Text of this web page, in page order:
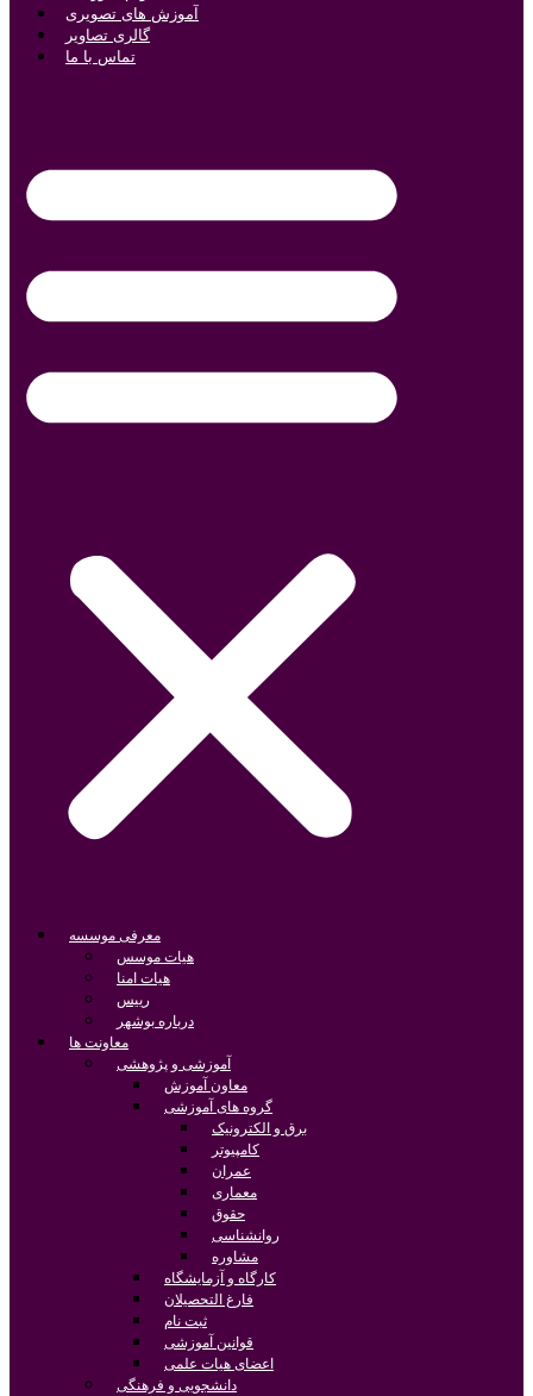
آموزش های تصویری
گالری تصاویر
تماس با ما
معرفی موسسه
هیات موسس
هیات امنا
رییس
درباره بوشهر
معاونت ها
آموزشی و پژوهشی
معاون آموزش
گروه های آموزشی
برق و الکترونیک
کامپیوتر
عمران
معماری
حقوق
روانشناسی
مشاوره
کارگاه و آزمایشگاه
فارغ التحصیلان
ثبت نام
قوانین آموزشی
اعضای هیات علمی
دانشجویی و فرهنگی